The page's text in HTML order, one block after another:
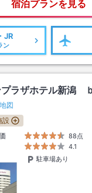
宿泊プランを見る
JR
ン
プラザホテル新潟
地図
設
88点
4.1
駐車場あり